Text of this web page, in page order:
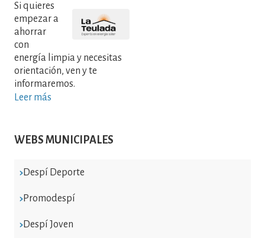
WEBS MUNICIPALES
Despí Deporte
Promodespí
Despí Joven
Si quieres
empezar a
ahorrar
con
energía limpia y necesitas
orientación, ven y te
informaremos.
Leer más